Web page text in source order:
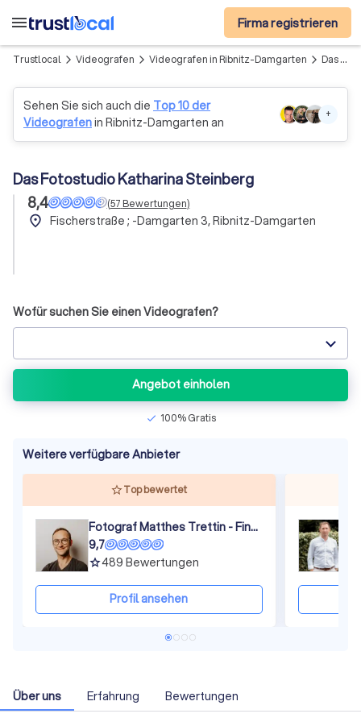
menu Firma registrieren
Trustlocal arrow_forward_ios Videografen arrow_forward_ios Videografen in Ribnitz-Damgarten arrow_forward_ios Das Fotostudio Katharina Steinberg
Sehen Sie sich auch die Top 10 der
Videografenin Ribnitz-Damgarten an
+
Das Fotostudio Katharina Steinberg
8,4
(57Bewertungen)
place Fischerstraße ; -Damgarten 3, Ribnitz-Damgarten
Wofür suchen Sie einen Videografen?
Angebot einholen
check 100% Gratis
Weitere verfügbare Anbieter
Top bewertet
Fotograf Matthes Trettin - Fine in Art
9,7
grade489 Bewertungen
Profil ansehen
Über uns Erfahrung Bewertungen